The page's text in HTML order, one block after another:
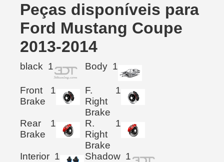
Peças disponíveis para
Ford Mustang Coupe
2013-2014
black 1 Body 1
Front
Brake
1
F.
Right
Brake
1
Rear
Brake
1
R.
Right
Brake
1
Interior 1 Shadow 1